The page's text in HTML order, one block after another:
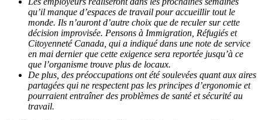
qu’il manque d’espaces de travail pour accueillir tout le
monde. Ils n’auront d’autre choix que de reculer sur cette
décision improvisée. Pensons à Immigration, Réfugiés et
Citoyenneté Canada, qui a indiqué dans une note de service
en mai dernier que cette exigence sera reportée jusqu’à ce
que l’organisme trouve plus de locaux.
De plus, des préoccupations ont été soulevées quant aux aires
partagées qui ne respectent pas les principes d’ergonomie et
pourraient entraîner des problèmes de santé et sécurité au
travail.